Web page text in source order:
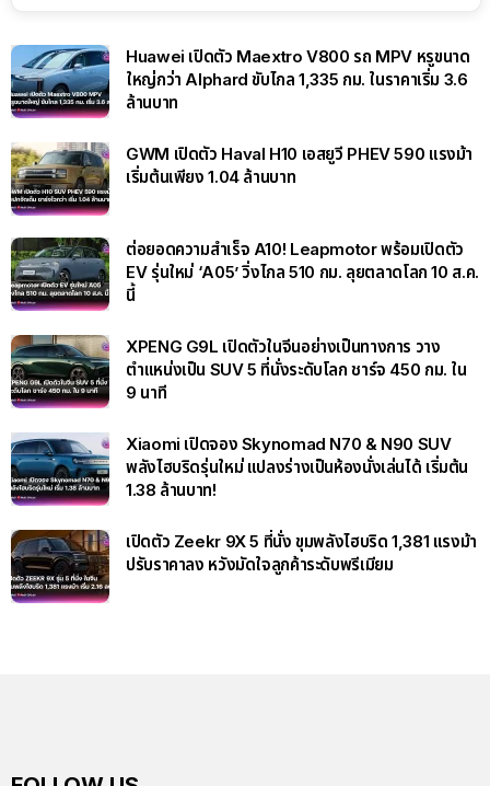
Huawei เปิดตัว Maextro V800 รถ MPV หรูขนาด
ใหญ่กว่า Alphard ขับไกล 1,335 กม. ในราคาเริ่ม 3.6
ล้านบาท
GWM เปิดตัว Haval H10 เอสยูวี PHEV 590 แรงม้า
เริ่มต้นเพียง 1.04 ล้านบาท
ต่อยอดความสำเร็จ A10! Leapmotor พร้อมเปิดตัว
EV รุ่นใหม่ ‘A05’ วิ่งไกล 510 กม. ลุยตลาดโลก 10 ส.ค.
นี้
XPENG G9L เปิดตัวในจีนอย่างเป็นทางการ วาง
ตำแหน่งเป็น SUV 5 ที่นั่งระดับโลก ชาร์จ 450 กม. ใน
9 นาที
Xiaomi เปิดจอง Skynomad N70 & N90 SUV
พลังไฮบริดรุ่นใหม่ แปลงร่างเป็นห้องนั่งเล่นได้ เริ่มต้น
1.38 ล้านบาท!
เปิดตัว Zeekr 9X 5 ที่นั่ง ขุมพลังไฮบริด 1,381 แรงม้า
ปรับราคาลง หวังมัดใจลูกค้าระดับพรีเมียม